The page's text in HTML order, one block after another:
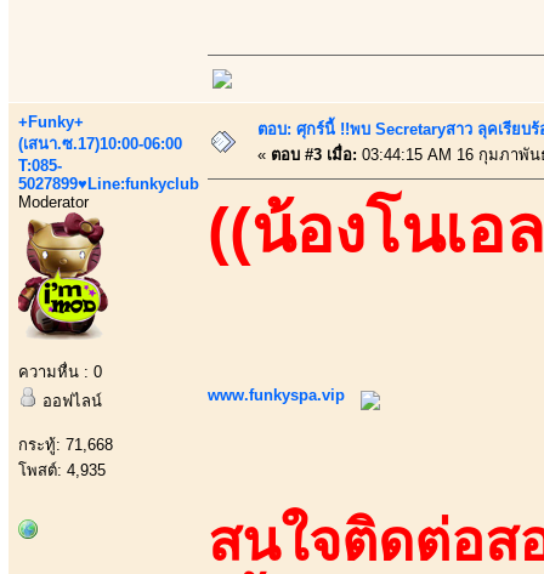
+Funky+
(เสนา.ซ.17)10:00-06:00
T:085-
5027899♥Line:funkyclub
Moderator
ความหื่น : 0
ออฟไลน์
กระทู้: 71,668
โพสต์: 4,935
ตอบ: ศุกร์นี้ !!พบ Secretaryสาว ลุคเรียบ
« ตอบ #3 เมื่อ: 03:44:15 AM 16 กุมภาพัน
((น้องโนเอ
www.funkyspa.vip
สนใจติดต่อส